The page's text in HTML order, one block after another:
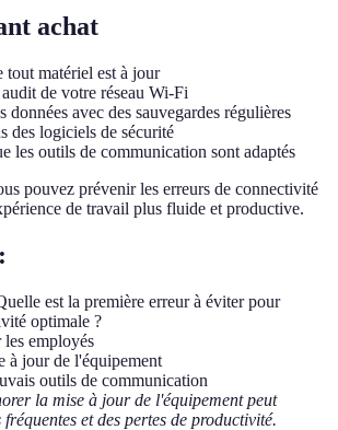
achat
matériel est à jour
de votre réseau Wi-Fi
données avec des sauvegardes régulières
des logiciels de sécurité
les outils de communication sont adaptés
pouvez prévenir les erreurs de connectivité
de travail plus fluide et productive.
est la première erreur à éviter pour
optimale ?
employés
à jour de l'équipement
outils de communication
la mise à jour de l'équipement peut
et des pertes de productivité.